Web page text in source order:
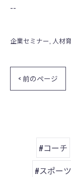
--
企業セミナー 人材
< 前のページ
#コーチ
#スポー